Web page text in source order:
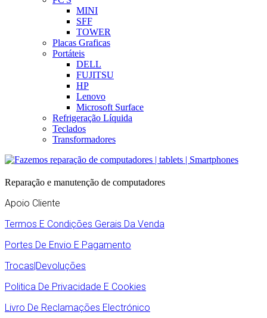
MINI
SFF
TOWER
Placas Graficas
Portáteis
DELL
FUJITSU
HP
Lenovo
Microsoft Surface
Refrigeração Líquida
Teclados
Transformadores
Reparação e manutenção de computadores
Apoio Cliente
Termos E Condições Gerais Da Venda
Portes De Envio E Pagamento
Trocas|Devoluções
Politica De Privacidade E Cookies
Livro De Reclamações Electrónico